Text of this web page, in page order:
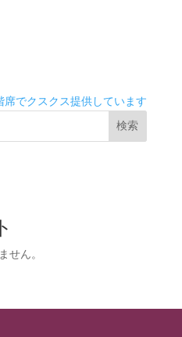
でクスクス提供しています
検索
せん。